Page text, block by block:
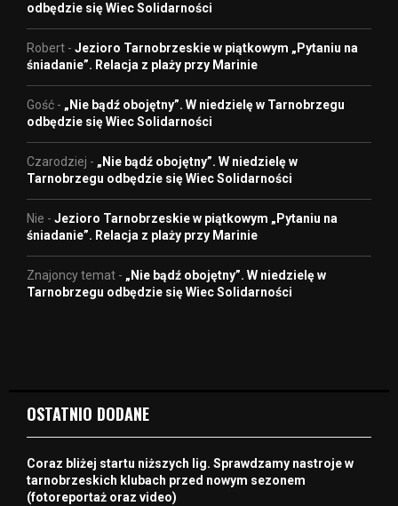
odbędzie się Wiec Solidarności
Robert - Jezioro Tarnobrzeskie w piątkowym „Pytaniu na
śniadanie”. Relacja z plaży przy Marinie
Gość - „Nie bądź obojętny”. W niedzielę w Tarnobrzegu
odbędzie się Wiec Solidarności
Czarodziej - „Nie bądź obojętny”. W niedzielę w
Tarnobrzegu odbędzie się Wiec Solidarności
Nie - Jezioro Tarnobrzeskie w piątkowym „Pytaniu na
śniadanie”. Relacja z plaży przy Marinie
Znajoncy temat - „Nie bądź obojętny”. W niedzielę w
Tarnobrzegu odbędzie się Wiec Solidarności
OSTATNIO DODANE
Coraz bliżej startu niższych lig. Sprawdzamy nastroje w
tarnobrzeskich klubach przed nowym sezonem
(fotoreportaż oraz video)